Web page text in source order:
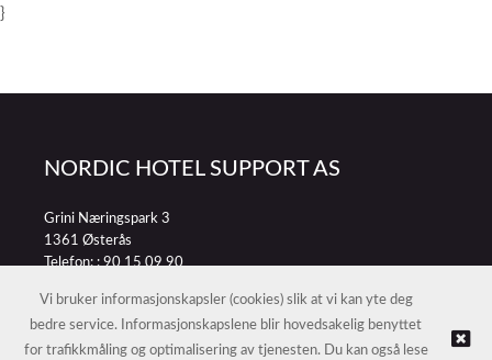
}
NORDIC HOTEL SUPPORT AS
Grini Næringspark 3
1361 Østerås
Telefon: :90 15 09 90
© NORDIC HOTEL SUPPORT AS |Nettbutikk levert av Kréatif
Vi bruker informasjonskapsler (cookies) slik at vi kan yte deg
bedre service. Informasjonskapslene blir hovedsakelig benyttet
for trafikkmåling og optimalisering av tjenesten. Du kan også lese